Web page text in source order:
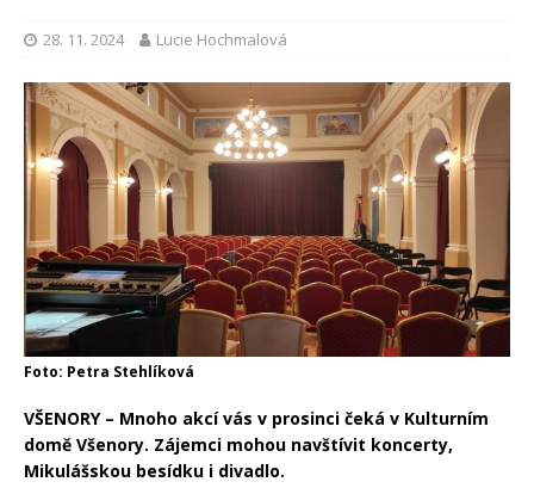
28. 11. 2024 Lucie Hochmalová
Foto: Petra Stehlíková
VŠENORY – Mnoho akcí vás v prosinci čeká v Kulturním
domě Všenory. Zájemci mohou navštívit koncerty,
Mikulášskou besídku i divadlo.